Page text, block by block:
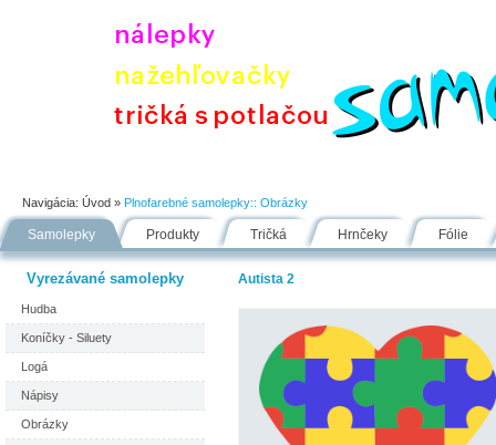
Navigácia: Úvod » Plnofarebné samolepky:: Obrázky
Samolepky Produkty Tričká Hrnčeky Fólie
Vyrezávané samolepky
Hudba
Koníčky - Siluety
Logá
Nápisy
Obrázky
Autista 2